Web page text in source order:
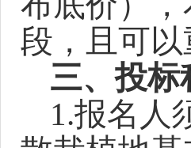
段，且可以
三、投标
1.报名人